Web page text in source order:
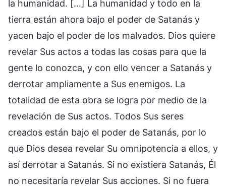
la humanidad. […] La humanidad y todo en la
tierra están ahora bajo el poder de Satanás y
yacen bajo el poder de los malvados. Dios quiere
revelar Sus actos a todas las cosas para que la
gente lo conozca, y con ello vencer a Satanás y
derrotar ampliamente a Sus enemigos. La
totalidad de esta obra se logra por medio de la
revelación de Sus actos. Todos Sus seres
creados están bajo el poder de Satanás, por lo
que Dios desea revelar Su omnipotencia a ellos, y
así derrotar a Satanás. Si no existiera Satanás, Él
no necesitaría revelar Sus acciones. Si no fuera